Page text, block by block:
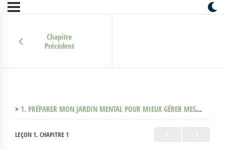
Chapitre
Précédent
1. PRÉPARER MON JARDIN MENTAL POUR MIEUX GÉRER MES ÉMOTIONS
LEÇON 1, CHAPITRE 1